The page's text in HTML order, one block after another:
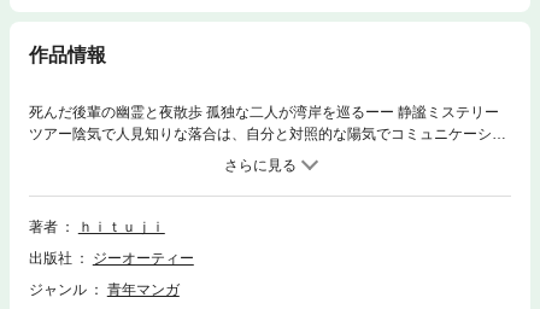
作品情報
死んだ後輩の幽霊と夜散歩 孤独な二人が湾岸を巡るーー 静謐ミステリー
ツアー陰気で人見知りな落合は、自分と対照的な陽気でコミュニケーショ
ン能力が高い後輩・桐ヶ谷が苦手だった。その桐ヶ谷が、一年前事故で急
死する。亡くなる直前、桐ヶ谷に苛立ちをぶつけてしまったことを悔やみ
続ける落合。ある日、彼の前に桐ヶ谷の幽霊が現れて……。静謐な夜の湾
岸。孤独な二人の交流が始まる。※この作品は『COMIC MeDu』掲載時の
著者
ｈｉｔｕｊｉ
出版社
ジーオーティー
ジャンル
青年マンガ